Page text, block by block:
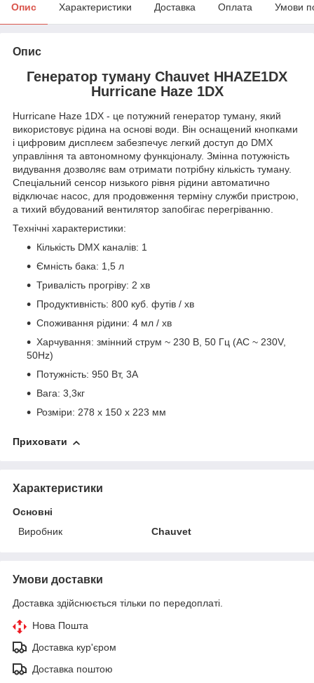
Опис Характеристики Доставка Оплата Умови
Опис
Генератор туману Chauvet HHAZE1DX
Hurricane Haze 1DX
Hurricane Haze 1DX - це потужний генератор туману, який
використовує рідина на основі води. Він оснащений кнопками
і цифровим дисплеєм забезпечує легкий доступ до DMX
управління та автономному функціоналу. Змінна потужність
видування дозволяє вам отримати потрібну кількість туману.
Спеціальний сенсор низького рівня рідини автоматично
відключає насос, для продовження терміну служби пристрою,
а тихий вбудований вентилятор запобігає перегріванню.
Технічні характеристики:
Кількість DMX каналів: 1
Ємність бака: 1,5 л
Тривалість прогріву: 2 хв
Продуктивність: 800 куб. футів / хв
Споживання рідини: 4 мл / хв
Харчування: змінний струм ~ 230 В, 50 Гц (AC ~ 230V,
50Hz)
Потужність: 950 Вт, 3А
Вага: 3,3кг
Розміри: 278 x 150 x 223 мм
Приховати
Характеристики
Основні
Виробник
Chauvet
Умови доставки
Доставка здійснюється тільки по передоплаті.
Нова Пошта
Доставка кур'єром
Доставка поштою